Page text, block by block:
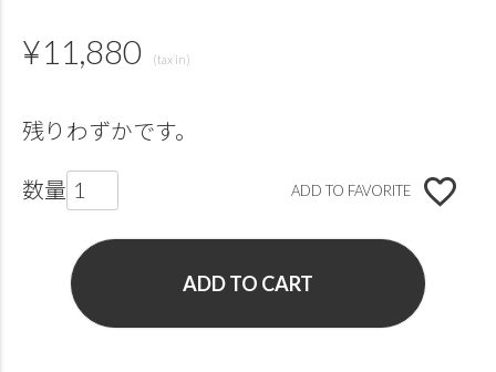
¥11,880
残りわずかです。
ADD TO FAVORITE
ADD TO CART